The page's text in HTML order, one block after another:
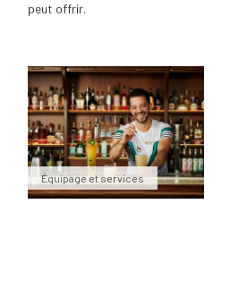
peut offrir.
Équipage et services